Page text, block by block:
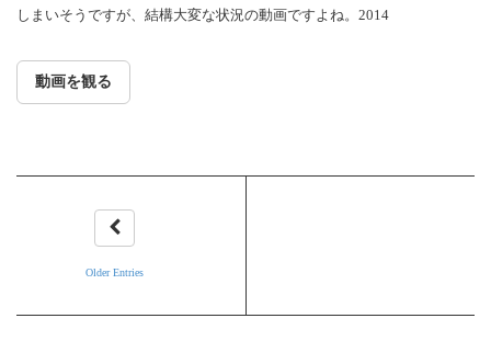
しまいそうですが、結構大変な状況の動画ですよね。2014
動画を観る
Older Entries